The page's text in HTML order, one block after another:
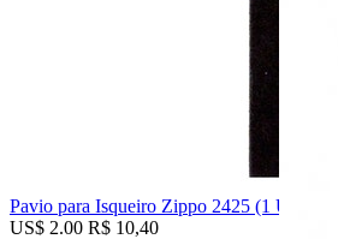
Pavio para Isqueiro Zippo 2425 (1 Unidade)
US$ 2.00 R$ 10,40